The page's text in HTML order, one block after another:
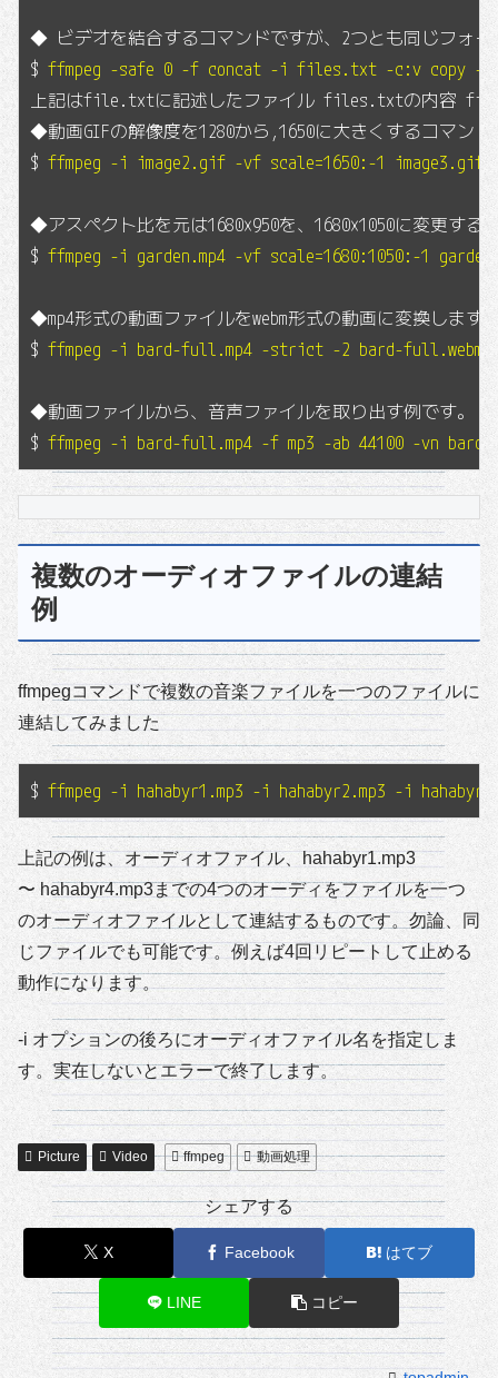
◆ ビデオを結合するコマンドですが、2つとも同じフォ
$ ffmpeg -safe 0 -f concat -i files.txt -c:v copy -c:a
上記はfile.txtに記述したファイル files.txtの内容 file
◆動画GIFの解像度を1280から,1650に大きくするコマンド
$ ffmpeg -i image2.gif -vf scale=1650:-1 image3.gif
◆アスペクト比を元は1680×950を、1680×1050に変更する
$ ffmpeg -i garden.mp4 -vf scale=1680:1050:-1
◆mp4形式の動画ファイルをwebm形式の動画に変換します
$ ffmpeg -i bard-full.mp4 -strict -2 bard-full.webm
◆動画ファイルから、音声ファイルを取り出す例です。
$ ffmpeg -i bard-full.mp4 -f mp3 -ab 44100 -vn
複数のオーディオファイルの連結
例
ffmpegコマンドで複数の音楽ファイルを一つのファイルに
連結してみました
$ ffmpeg -i hahabyr1.mp3 -i hahabyr2.mp3 -i
上記の例は、オーディオファイル、hahabyr1.mp3
〜 hahabyr4.mp3までの4つのオーディをファイルを一つ
のオーディオファイルとして連結するものです。勿論、同
じファイルでも可能です。例えば4回リピートして止める
動作になります。
-i オプションの後ろにオーディオファイル名を指定しま
す。実在しないとエラーで終了します。
Picture Video ffmpeg 動画処理
シェアする
X Facebook はてブ
LINE コピー